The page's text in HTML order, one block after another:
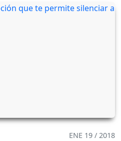
ENE 19 / 2018